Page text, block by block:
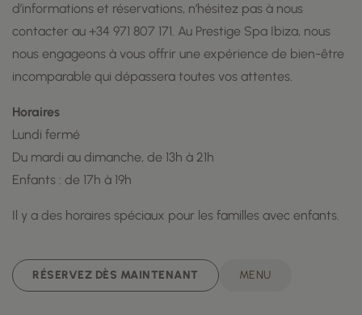
d’informations et réservations, n’hésitez pas à nous
contacter au +34 971 807 171. Au Prestige Spa Ibiza, nous
nous engageons à vous offrir une expérience de bien-être
incomparable qui dépassera toutes vos attentes.
Horaires
Lundi fermé
Du mardi au dimanche, de 13h à 21h
Enfants : de 17h à 19h
Il y a des horaires spéciaux pour les familles avec enfants.
RÉSERVEZ DÈS MAINTENANT MENU